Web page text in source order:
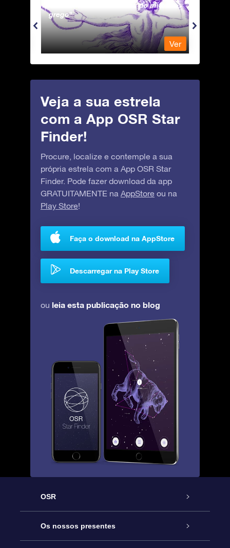
Andromeda - A Princesa do mito
grego
Ver
Veja a sua estrela
com a App OSR Star
Finder!
Procure, localize e contemple a sua
própria estrela com a App OSR Star
Finder. Pode fazer download da app
GRATUITAMENTE na AppStore ou na
Play Store!
Faça o download na AppStore
Descarregar na Play Store
ou leia esta publicação no blog
OSR
Serviço
Os nossos presentes